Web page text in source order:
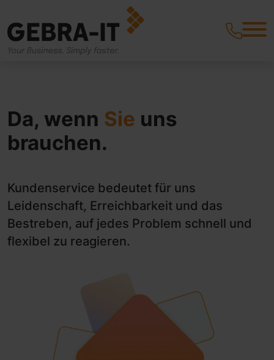
Da, wenn Sie uns
brauchen.
Kundenservice bedeutet für uns
Leidenschaft, Erreichbarkeit und das
Bestreben, auf jedes Problem schnell und
flexibel zu reagieren.